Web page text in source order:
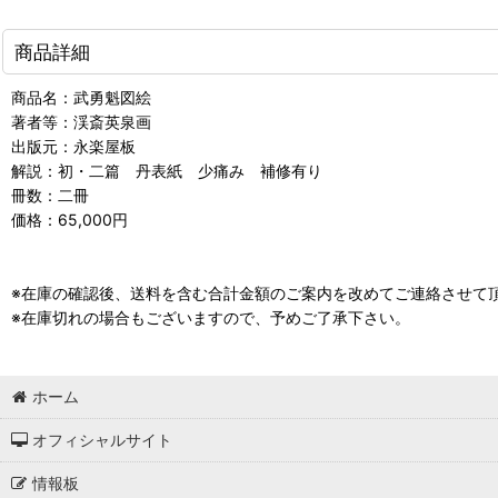
商品詳細
商品名：武勇魁図絵
著者等：渓斎英泉画
出版元：永楽屋板
解説：初・二篇 丹表紙 少痛み 補修有り
冊数：二冊
価格：65,000円
※在庫の確認後、送料を含む合計金額のご案内を改めてご連絡させて
※在庫切れの場合もございますので、予めご了承下さい。
ホーム
オフィシャルサイト
情報板